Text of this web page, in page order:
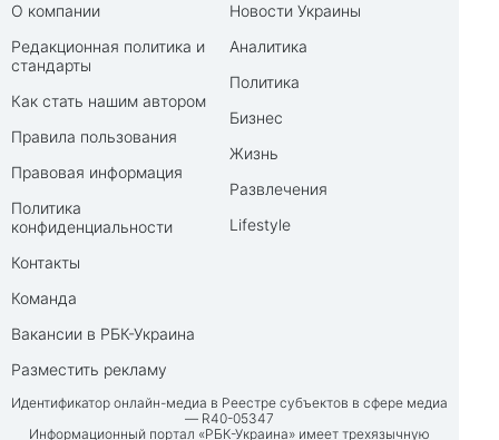
О компании
Редакционная политика и
стандарты
Как стать нашим автором
Правила пользования
Правовая информация
Политика
конфиденциальности
Контакты
Команда
Вакансии в РБК-Украина
Разместить рекламу
Новости Украины
Аналитика
Политика
Бизнес
Жизнь
Развлечения
Lifestyle
Идентификатор онлайн-медиа в Реестре субъектов в сфере медиа
— R40-05347
Информационный портал «РБК-Украина» имеет трехязычную